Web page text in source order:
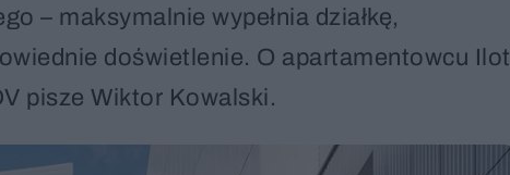
– maksymalnie wypełnia działkę,
doświetlenie. O apartamentowcu Ilot
pisze Wiktor Kowalski.